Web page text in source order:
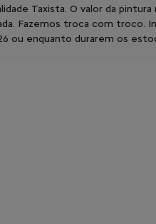
Taxista. O valor da
Fazemos troca com troco.
ou enquanto durarem os